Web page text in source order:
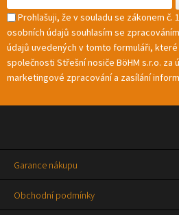
Prohlašuji, že v souladu se zákonem č.
osobních údajů souhlasím se
údajů uvedených v tomto formuláři,
společnosti Střešní nosiče BöHM s.r.o. za
marketingové zpracování a zasílání
Garance nákupu
Obchodní podmínky